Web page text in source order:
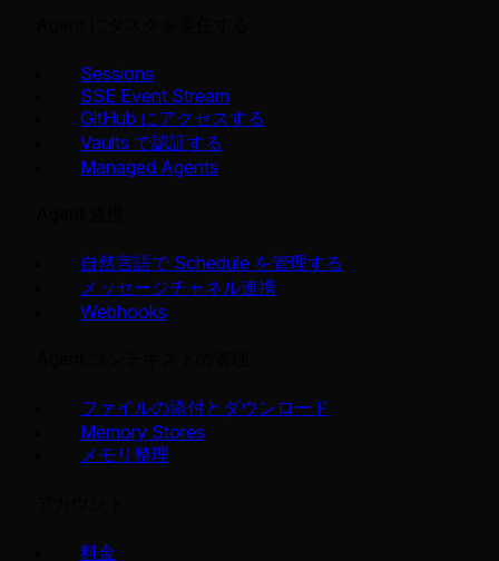
Sessions
SSE Event Stream
GitHub にアクセスする
Vaults で認証する
Managed Agents
自然言語で Schedule を管理する
メッセージチャネル連携
Webhooks
ファイルの添付とダウンロード
Memory Stores
メモリ整理
料金